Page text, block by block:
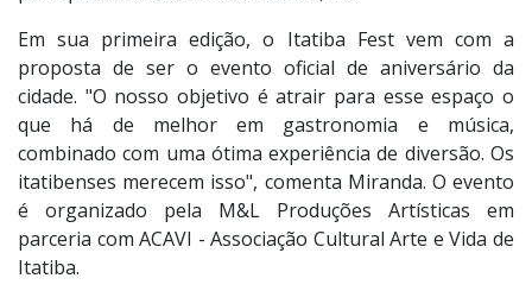
Em sua primeira edição, o Itatiba Fest vem com a
proposta de ser o evento oficial de aniversário da
cidade. "O nosso objetivo é atrair para esse espaço o
que há de melhor em gastronomia e música,
combinado com uma ótima experiência de diversão. Os
itatibenses merecem isso", comenta Miranda. O evento
é organizado pela M&L Produções Artísticas em
parceria com ACAVI - Associação Cultural Arte e Vida de
Itatiba.